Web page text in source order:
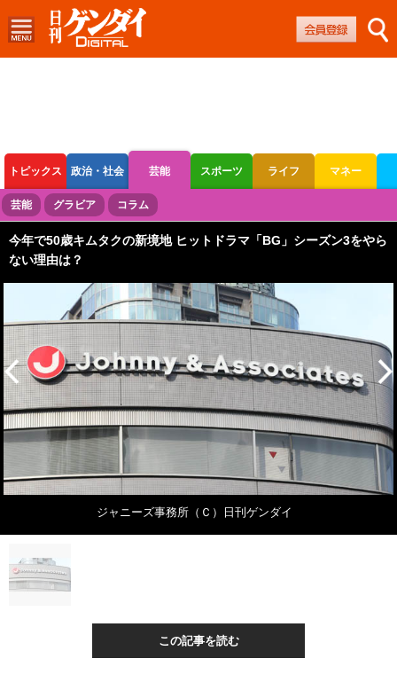
トピックス 政治・社会 芸能 スポーツ ライフ マネー
ボートレース 競輪 オートレース
芸能 グラビア コラム
今年で50歳キムタクの新境地 ヒットドラマ「BG」シーズン3をやら
ない理由は？
ジャニーズ事務所（Ｃ）日刊ゲンダイ
この記事を読む